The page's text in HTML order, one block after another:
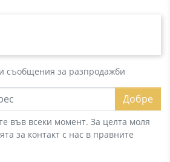
съобщения за разпродажби
Добре
във всеки момент. За целта моля
за контакт с нас в правните